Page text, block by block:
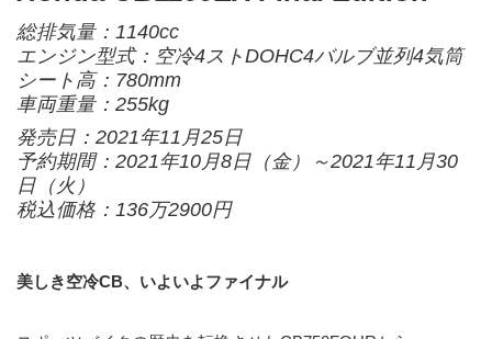
総排気量：1140cc
エンジン型式：空冷4ストDOHC4バルブ並列4気筒
シート高：780mm
車両重量：255kg
発売日：2021年11月25日
予約期間：2021年10月8日（金）～2021年11月30
日（火）
税込価格：136万2900円
美しき空冷CB、いよいよファイナル